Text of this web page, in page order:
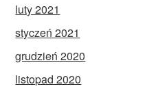
luty 2021
styczeń 2021
grudzień 2020
listopad 2020